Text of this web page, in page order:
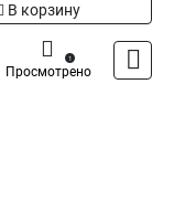
В корзину
Просмотрено
1